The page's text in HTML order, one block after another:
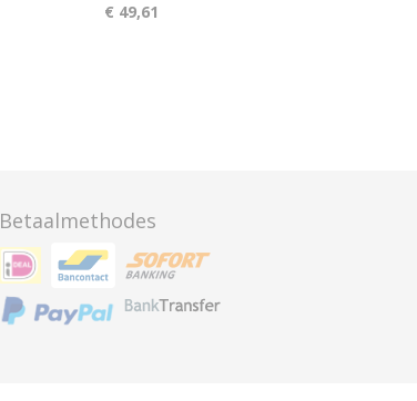
€ 49,61
Betaalmethodes